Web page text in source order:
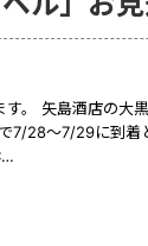
す。 矢島酒店の
7/28～7/29に到着